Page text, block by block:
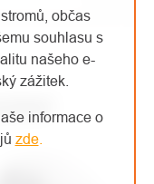
občas
souhlasu s
našeho e-
zážitek.
informace o
zde.